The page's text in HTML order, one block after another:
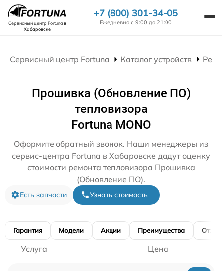
Сервисный центр Fortunaв
Хабаровске
+7 (800) 301-34-05
Ежедневно с 9:00 до 21:00
Сервисный центр Fortuna Каталог устройств
Прошивка (Обновление ПО)
тепловизора
Fortuna MONO
Оформите обратный звонок. Наши менеджеры из
сервис-центра Fortuna в Хабаровске дадут оценку
стоимости ремонта тепловизора Прошивка
(Обновление ПО).
Есть запчасти Узнать стоимость
Гарантия Модели Акции Преимущества
Услуга Цена